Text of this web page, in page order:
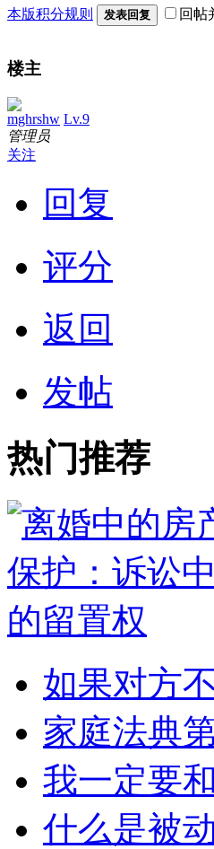
本版积分规则 发表回复 回帖
楼主
mghrshw Lv.9
管理员
关注
回复
评分
返回
发帖
热门推荐
如果对方
家庭法典
我一定要
什么是被